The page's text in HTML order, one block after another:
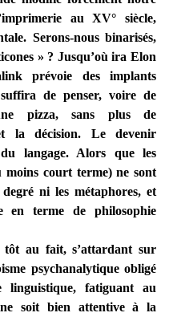
au XV° siècle,
Serons-nous binarisés,
» ? Jusqu’où ira Elon
prévoie des implants
de penser, voire de
pizza, sans plus de
la décision. Le devenir
langage. Alors que les
moins court terme) ne sont
ni les métaphores, et
en terme de philosophie
tôt au fait, s’attardant sur
psychanalytique obligé
linguistique, fatiguant au
soit bien attentive à la